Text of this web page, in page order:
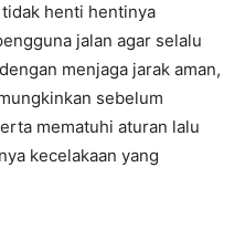
henti hentinya
jalan agar selalu
menjaga jarak aman,
sebelum
mematuhi aturan lalu
kecelakaan yang